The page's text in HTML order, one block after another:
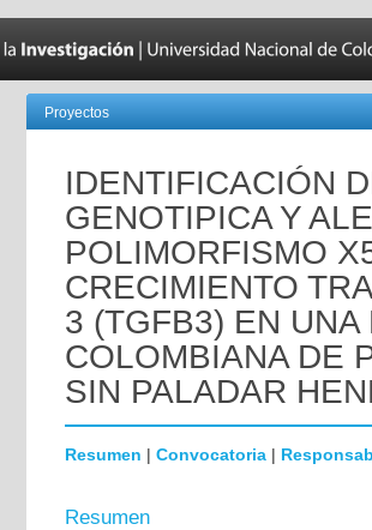
Proyectos
IDENTIFICACIÓN
GENOTIPICA Y
POLIMORFISMO
CRECIMIENTO
3 (TGFB3) EN UNA
COLOMBIANA DE
SIN PALADAR
Resumen | Convocatoria |
Resumen